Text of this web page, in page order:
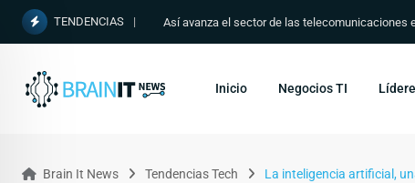
TENDENCIAS Así avanza el sector de las telecomunicaciones
Inicio Negocios TI
Brain It News Tendencias Tech La inteligencia artificial,